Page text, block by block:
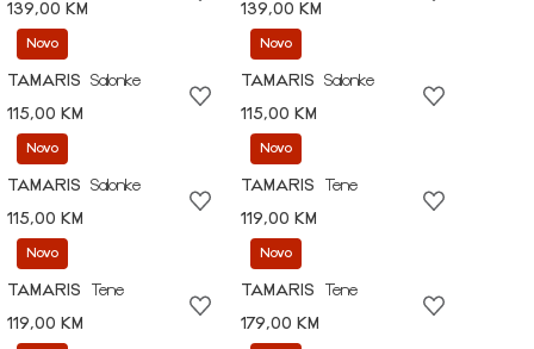
139,00 KM
139,00 KM
Novo
TAMARIS
Salonke
115,00 KM
Novo
TAMARIS
Salonke
115,00 KM
Novo
TAMARIS
Salonke
115,00 KM
Novo
TAMARIS
Tene
119,00 KM
Novo
TAMARIS
Tene
119,00 KM
Novo
TAMARIS
Tene
179,00 KM